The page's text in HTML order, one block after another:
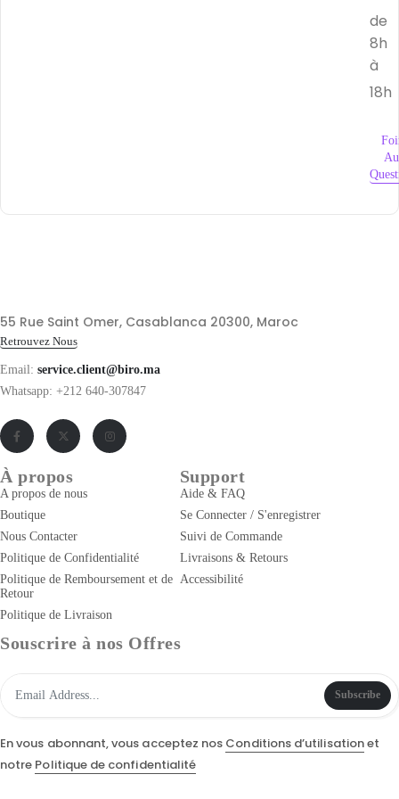
de
8h
à
18h
55 Rue Saint Omer, Casablanca 20300, Maroc
Retrouvez Nous
Email: service.client@biro.ma
Whatsapp: +212 640-307847
À propos
A propos de nous
Boutique
Nous Contacter
Politique de Confidentialité
Politique de Remboursement et de
Retour
Politique de Livraison
Support
Aide & FAQ
Se Connecter / S'enregistrer
Suivi de Commande
Livraisons & Retours
Accessibilité
Souscrire à nos Offres
Subscribe
En vous abonnant, vous acceptez nos Conditions d’utilisationet
notre Politique de confidentialité